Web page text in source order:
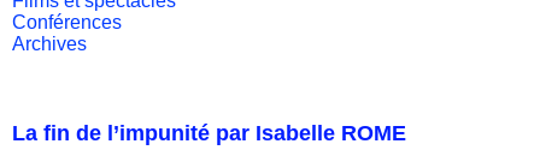
Conférences
Archives
La fin de l’impunité par Isabelle ROME